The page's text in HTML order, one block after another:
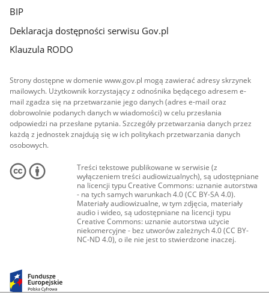
BIP
Deklaracja dostępności serwisu Gov.pl
Klauzula RODO
Strony dostępne w domenie www.gov.pl mogą zawierać adresy skrzynek
mailowych. Użytkownik korzystający z odnośnika będącego adresem e-
mail zgadza się na przetwarzanie jego danych (adres e-mail oraz
dobrowolnie podanych danych w wiadomości) w celu przesłania
odpowiedzi na przesłane pytania. Szczegóły przetwarzania danych przez
każdą z jednostek znajdują się w ich politykach przetwarzania danych
osobowych.
Treści tekstowe publikowane w serwisie (z
wyłączeniem treści audiowizualnych), są udostępniane
na licencji typu Creative Commons: uznanie autorstwa
- na tych samych warunkach 4.0 (CC BY-SA 4.0).
Materiały audiowizualne, w tym zdjęcia, materiały
audio i wideo, są udostępniane na licencji typu
Creative Commons: uznanie autorstwa użycie
niekomercyjne - bez utworów zależnych 4.0 (CC BY-
NC-ND 4.0), o ile nie jest to stwierdzone inaczej.